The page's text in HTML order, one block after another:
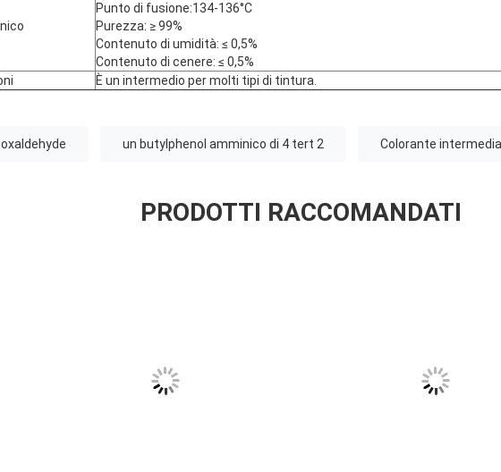
Punto di fusione:134-136°C
Purezza: ≥ 99%
Contenuto di umidità: ≤ 0,5%
Contenuto di cenere: ≤ 0,5%
È un intermedio per molti tipi di tintura.
un butylphenol amminico di 4 tert 2 Colorante
PRODOTTI RACCOMANDATI